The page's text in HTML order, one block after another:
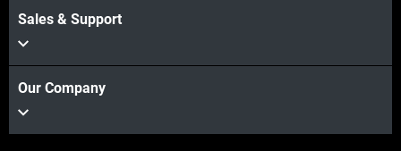
Sales & Support
Our Company